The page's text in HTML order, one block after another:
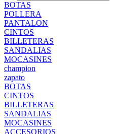
BOTAS
POLLERA
PANTALON
CINTOS
BILLETERAS
SANDALIAS
MOCASINES
champion
zapato
BOTAS
CINTOS
BILLETERAS
SANDALIAS
MOCASINES
ACCESORIOS